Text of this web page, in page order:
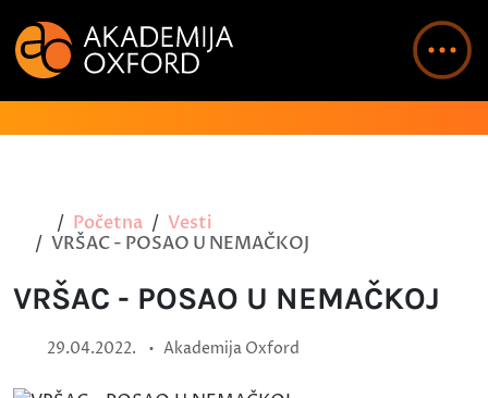
Početna
Vesti
VRŠAC - POSAO U NEMAČKOJ
VRŠAC - POSAO U NEMAČKOJ
29.04.2022. • Akademija Oxford